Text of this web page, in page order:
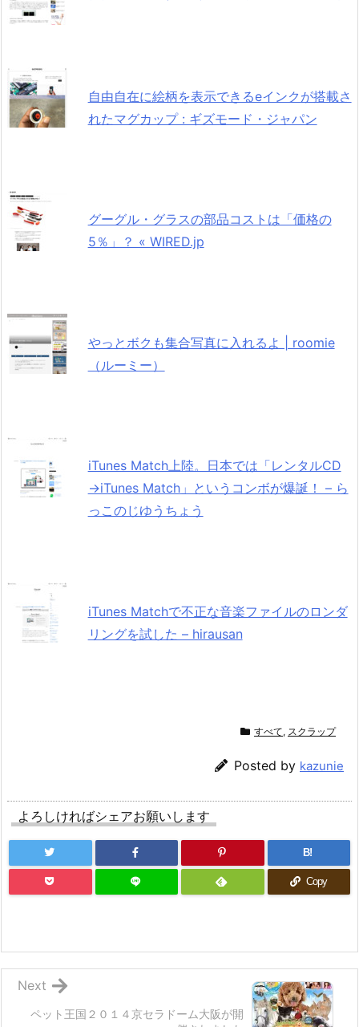
自由自在に絵柄を表示できるeインクが搭載さ
れたマグカップ : ギズモード・ジャパン
グーグル・グラスの部品コストは「価格の
5％」？ « WIRED.jp
やっとボクも集合写真に入れるよ | roomie
（ルーミー）
iTunes Match上陸。日本では「レンタルCD
→iTunes Match」というコンボが爆誕！ – ら
っこのじゆうちょう
iTunes Matchで不正な音楽ファイルのロンダ
リングを試した – hirausan
すべて, スクラップ
Posted by kazunie
よろしければシェアお願いします
B!
Copy
ペット王国２０１４京セラドーム大阪が開
Next